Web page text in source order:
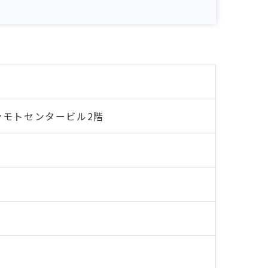
トセンタービル2階